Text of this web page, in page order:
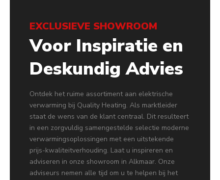
EXCLUSIEVE SHOWROOM
Voor Inspiratie en
Deskundig Advies
Ontdek het ruime assortiment aan elektrische
verwarming bij Quality Heating. Als marktleider
staat de wens van de klant centraal. Dit resulteert
in een zorgvuldig samengestelde selectie moderne
verwarmingsoplossingen met een uitstekende
prijs-kwaliteitverhouding. Laat u inspireren en
adviseren in onze showroom in Alkmaar. Onze
adviseurs nemen alle tijd om u te helpen bij het